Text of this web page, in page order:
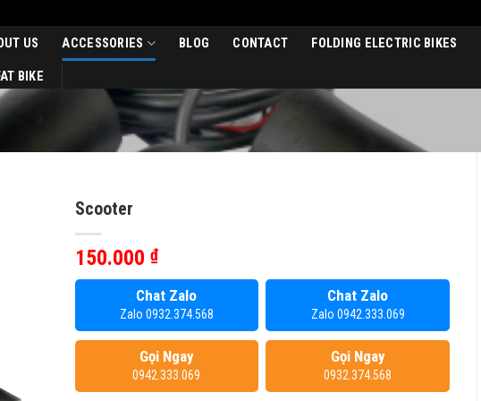
US ACCESSORIES BLOG CONTACT FOLDING ELECTRIC BIKES
BIKE
Scooter
150.000 ₫
Chat Zalo
Zalo 0932.374.568
Chat Zalo
Zalo 0942.333.069
Gọi Ngay
0942.333.069
Gọi Ngay
0932.374.568